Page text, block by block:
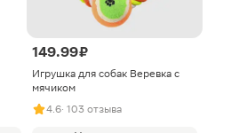
149.99 ₽
Игрушка для собак Веревка с
мячиком
4.6· 103 отзыва